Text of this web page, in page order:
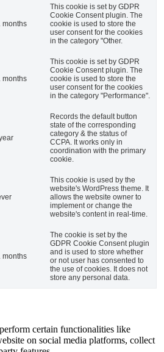
months
This cookie is set by GDPR
Cookie Consent plugin. The
cookie is used to store the
user consent for the cookies
in the category "Other.
months
This cookie is set by GDPR
Cookie Consent plugin. The
cookie is used to store the
user consent for the cookies
in the category "Performance".
Records the default button
state of the corresponding
category & the status of
CCPA. It works only in
coordination with the primary
cookie.
This cookie is used by the
website's WordPress theme. It
allows the website owner to
implement or change the
website's content in real-time.
months
The cookie is set by the
GDPR Cookie Consent plugin
and is used to store whether
or not user has consented to
the use of cookies. It does not
store any personal data.
certain functionalities like
on social media platforms, collect